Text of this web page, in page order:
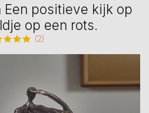
Een positieve kijk op
op een rots.
(2)